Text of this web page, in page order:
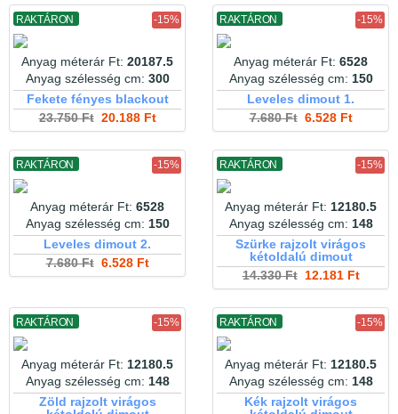
RAKTÁRON -15%
Anyag méterár Ft: 20187.5
Anyag szélesség cm: 300
Fekete fényes blackout
23.750 Ft20.188 Ft
RAKTÁRON -15%
Anyag méterár Ft: 6528
Anyag szélesség cm: 150
Leveles dimout 1.
7.680 Ft6.528 Ft
RAKTÁRON -15%
Anyag méterár Ft: 6528
Anyag szélesség cm: 150
Leveles dimout 2.
7.680 Ft6.528 Ft
RAKTÁRON -15%
Anyag méterár Ft: 12180.5
Anyag szélesség cm: 148
Szürke rajzolt virágos
kétoldalú dimout
14.330 Ft12.181 Ft
RAKTÁRON -15%
Anyag méterár Ft: 12180.5
Anyag szélesség cm: 148
Zöld rajzolt virágos
RAKTÁRON -15%
Anyag méterár Ft: 12180.5
Anyag szélesség cm: 148
Kék rajzolt virágos